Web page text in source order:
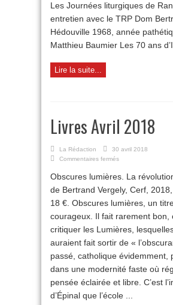
Les Journées liturgiques de
entretien avec le TRP Dom
Hédouville 1968, année
Matthieu Baumier Les 70 ans
Lire la suite...
Livres Avril 2018
La Rédaction
30 avril 2018
Commentaires fermés
Avril
2018
Obscures lumières. La
de Bertrand Vergely, Cerf,
18 €. Obscures lumières, un
courageux. Il fait rarement bon,
critiquer les Lumières,
auraient fait sortir de «
passé, catholique évidemment,
dans une modernité faste où
pensée éclairée et libre. C’est
d’Épinal que l’école ...